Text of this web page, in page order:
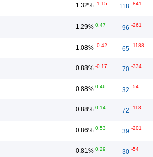
1.32% -1.15 118 -841
1.29% 0.47 96 -261
1.08% -0.42 65 -1188
0.88% -0.17 70 -334
0.88% 0.46 32 -54
0.88% 0.14 72 -118
0.86% 0.53 39 -201
0.81% 0.29 30 -54